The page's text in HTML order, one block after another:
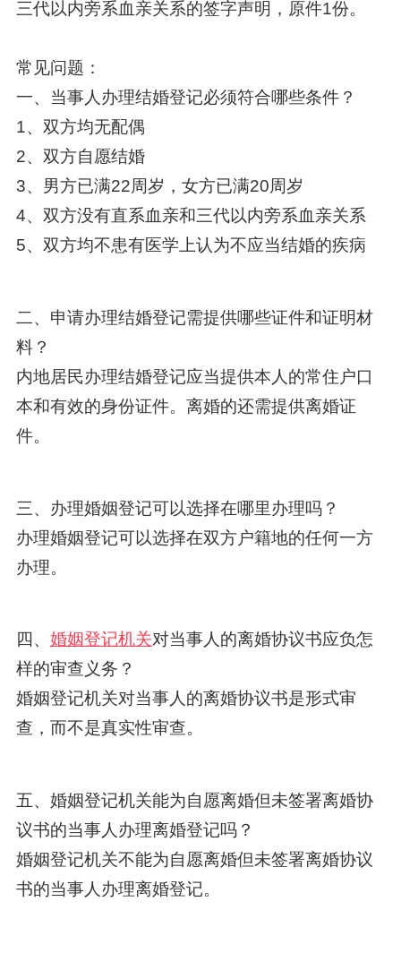
三代以内旁系血亲关系的签字声明，原件1份。
常见问题：
一、当事人办理结婚登记必须符合哪些条件？
1、双方均无配偶
2、双方自愿结婚
3、男方已满22周岁，女方已满20周岁
4、双方没有直系血亲和三代以内旁系血亲关系
5、双方均不患有医学上认为不应当结婚的疾病
二、申请办理结婚登记需提供哪些证件和证明材
料？
内地居民办理结婚登记应当提供本人的常住户口
本和有效的身份证件。离婚的还需提供离婚证
件。
三、办理婚姻登记可以选择在哪里办理吗？
办理婚姻登记可以选择在双方户籍地的任何一方
办理。
四、 婚姻登记机关对当事人的离婚协议书应负怎
样的审查义务？
婚姻登记机关对当事人的离婚协议书是形式审
查，而不是真实性审查。
五、婚姻登记机关能为自愿离婚但未签署离婚协
议书的当事人办理离婚登记吗？
婚姻登记机关不能为自愿离婚但未签署离婚协议
书的当事人办理离婚登记。